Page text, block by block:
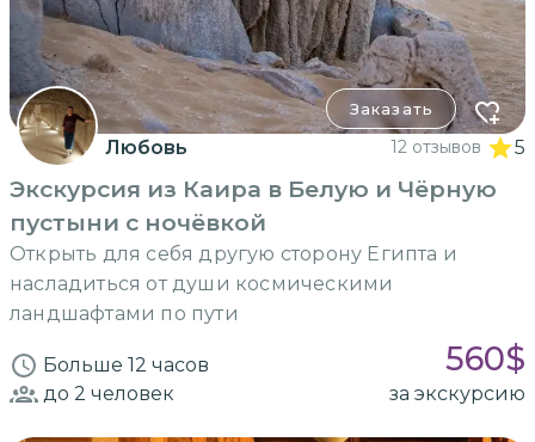
Заказать
Любовь 12 отзывов 5
Экскурсия из Каира в Белую и Чёрную
пустыни с ночёвкой
Открыть для себя другую сторону Египта и
насладиться от души космическими
ландшафтами по пути
Больше 12 часов 560$
до 2 человек за экскурсию